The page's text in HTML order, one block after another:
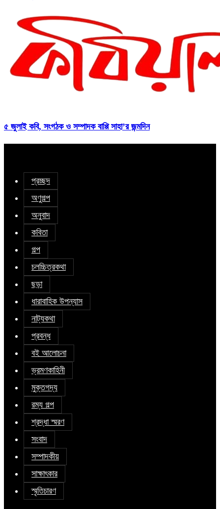
৫ জুলাই কবি, সংগঠক ও সম্পাদক বাপ্পি সাহা’র জন্মদিন
প্রচ্ছদ
অণুগল্প
অনুবাদ
কবিতা
গল্প
চলচ্চিত্রকথা
ছড়া
ধারাবাহিক উপন্যাস
নাট্যকথা
প্রবন্ধ
বই আলোচনা
ভ্রমণকাহিনী
মুক্তগদ্য
রম্য গল্প
শ্রদ্ধা স্মরণ
সংবাদ
সম্পাদকীয়
সাক্ষাৎকার
স্মৃতিচারণ